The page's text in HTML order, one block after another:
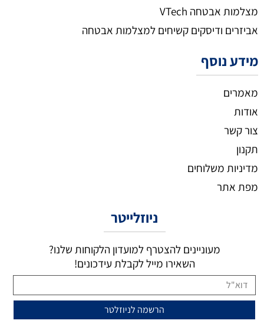
מצלמות אבטחה VTech
אביזרים ודיסקים קשיחים למצלמות אבטחה
מידע נוסף
מאמרים
אודות
צור קשר
תקנון
מדיניות משלוחים
מפת אתר
ניוזלייטר
מעוניינים להצטרף למועדון הלקוחות שלנו?
השאירו מייל לקבלת עידכונים!